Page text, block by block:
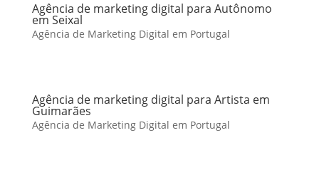
Agência de marketing digital para Autônomo
em Seixal
Agência de Marketing Digital em Portugal
Agência de marketing digital para Artista em
Guimarães
Agência de Marketing Digital em Portugal